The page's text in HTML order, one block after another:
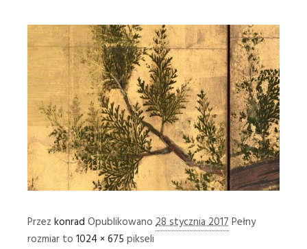
Przez konrad Opublikowano 28 stycznia 2017 Pełny
rozmiar to 1024 × 675 pikseli